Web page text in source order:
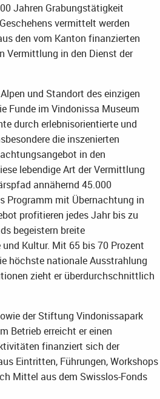
Jahren Grabungstätigkeit
vermittelt werden
den vom Kanton finanzierten
Vermittlung in den Dienst der
und Standort des einzigen
Funde im Vindonissa Museum
durch erlebnisorientierte und
die inszenierten
in den
lebendige Art der Vermittlung
annähernd 45.000
Programm mit Übernachtung in
profitieren jedes Jahr bis zu
begeistern breite
Kultur. Mit 65 bis 70 Prozent
höchste nationale Ausstrahlung
zieht er überdurchschnittlich
der Stiftung Vindonissapark
Betrieb erreicht er einen
finanziert sich der
Eintritten, Führungen, Workshops
Mittel aus dem Swisslos-Fonds